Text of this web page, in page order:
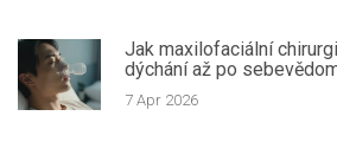
Jak maxilofaciální
dýchání až po
7 Apr 2026